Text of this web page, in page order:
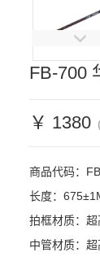
FB-700
￥ 1380(
商品代码：
长度：
拍框材质：
中管材质：